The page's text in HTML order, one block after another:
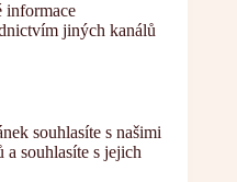
informace
jiných kanálů
souhlasíte s našimi
a souhlasíte s jejich